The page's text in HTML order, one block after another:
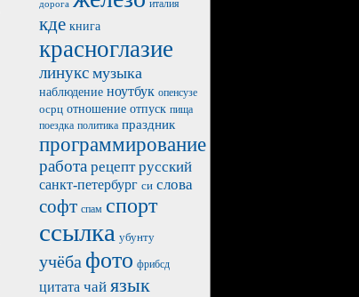
дорога италия
кде книга
красноглазие
линукс музыка
наблюдение ноутбук опенсузе
осрц отношение отпуск пища
поездка политика праздник
программирование
работа рецепт русский
санкт-петербург си слова
софт спам спорт
ссылка убунту
учёба фото фрибсд
цитата чай язык